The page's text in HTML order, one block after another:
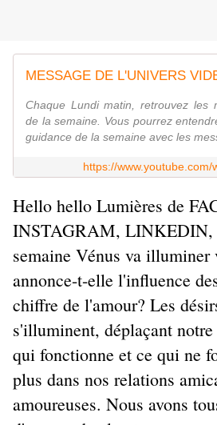
Chaque Lundi matin, retrouvez les
de la semaine. Vous pourrez
guidance de la semaine avec les
https://
Hello hello Lumières de
INSTAGRAM, LINKEDIN,
semaine Vénus va illuminer
annonce-t-elle l'influence
chiffre de l'amour? Les
s'illuminent, déplaçant
qui fonctionne et ce qui ne
plus dans nos relations
amoureuses. Nous avons